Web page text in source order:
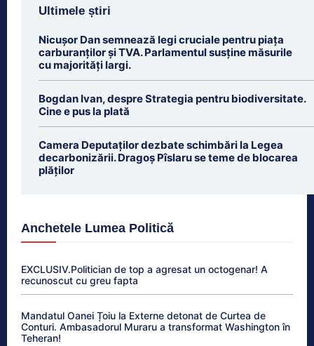
Ultimele știri
Nicușor Dan semnează legi cruciale pentru piața
carburanților și TVA. Parlamentul susține măsurile
cu majorități largi.
Bogdan Ivan, despre Strategia pentru biodiversitate.
Cine e pus la plată
Camera Deputaților dezbate schimbări la Legea
decarbonizării. Dragoș Pîslaru se teme de blocarea
plăților
Anchetele Lumea Politică
EXCLUSIV.Politician de top a agresat un octogenar! A
recunoscut cu greu fapta
Mandatul Oanei Țoiu la Externe detonat de Curtea de
Conturi. Ambasadorul Muraru a transformat Washington în
Teheran!